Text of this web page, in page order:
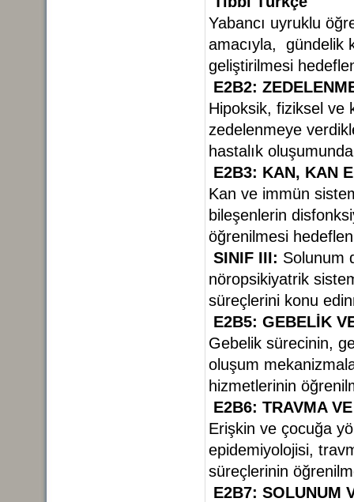
Yabancı uyruklu
amacıyla, gündelik
geliştirilmesi
E2B2:
Hipoksik, fiziksel ve
zedelenmeye
hastalık
E2B3: KAN, KAN
Kan ve immün
bileşenlerin
öğrenilmesi
SINIF III: Solunum
nöropsikiyatrik
süreçlerini konu
E2B5: GEBELİK
Gebelik sürecinin,
oluşum
hizmetlerinin
E2B6: TRAVMA
Erişkin ve çocuğa
epidemiyolojisi,
süreçlerinin
E2B7: SOLUNUM